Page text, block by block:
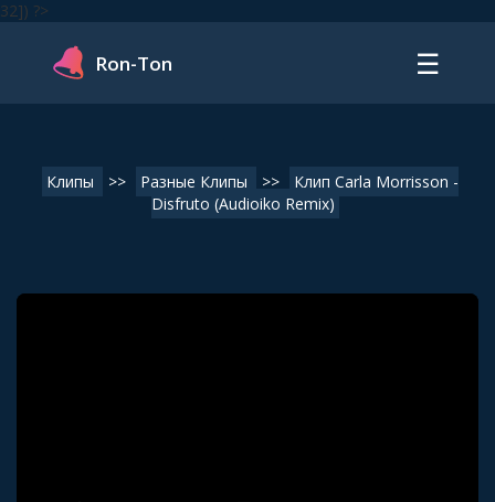
32]) ?>
Ron-Ton ☰
Клипы >> Разные Клипы >>
Клип Carla Morrisson -
Disfruto (Audioiko Remix)